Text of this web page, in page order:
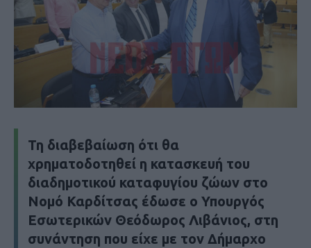
Τη διαβεβαίωση ότι θα
χρηματοδοτηθεί η κατασκευή του
διαδημοτικού καταφυγίου ζώων στο
Νομό Καρδίτσας έδωσε ο Υπουργός
Εσωτερικών Θεόδωρος Λιβάνιος, στη
συνάντηση που είχε με τον Δήμαρχο